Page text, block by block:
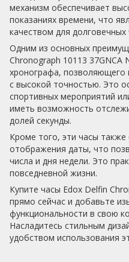
механизм обеспечивает
показаниях времени, что
качеством для долговечных
Одним из основных
Chronograph 10113 37GNCA
хронографа, позволяющего
с высокой точностью. Это
спортивных мероприятий
иметь возможность
долей секунды.
Кроме того, эти часы
отображения даты, что
числа и дня недели. Это
повседневной жизни.
Купите часы Edox Delfin
прямо сейчас и добавьте
функциональности в свою
Насладитесь стильным
удобством использования